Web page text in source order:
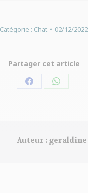
Catégorie : Chat 02/12/2022
Partager cet article
PartagerPartager
Auteur : geraldine